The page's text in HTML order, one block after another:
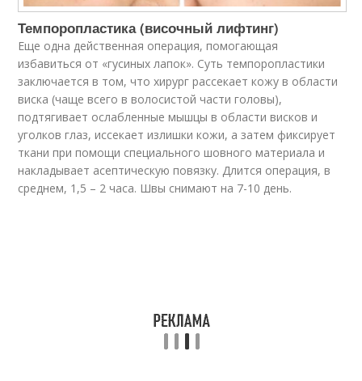
Темпоропластика (височный лифтинг)
Еще одна действенная операция, помогающая
избавиться от «гусиных лапок». Суть темпоропластики
заключается в том, что хирург рассекает кожу в области
виска (чаще всего в волосистой части головы),
подтягивает ослабленные мышцы в области висков и
уголков глаз, иссекает излишки кожи, а затем фиксирует
ткани при помощи специального шовного материала и
накладывает асептическую повязку. Длится операция, в
среднем, 1,5 – 2 часа. Швы снимают на 7-10 день.